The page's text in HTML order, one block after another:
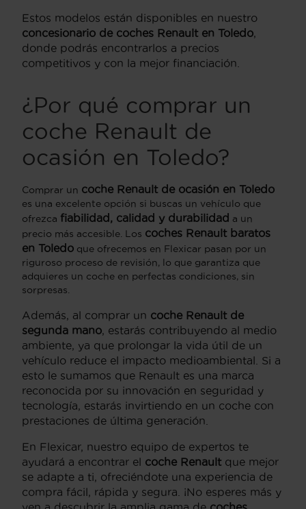
Estos modelos están disponibles en nuestro
concesionario de coches Renault en Toledo
donde podrás encontrarlos a precios
competitivos y con la mejor financiación.
¿Por qué comprar un
coche Renault de
ocasión en Toledo?
Comprar un coche Renault de ocasión en Toledo
es una excelente opción si buscas un vehículo que
ofrezca fiabilidad, calidad y durabilidad a un
precio más accesible. Los coches Renault baratos
en Toledo que ofrecemos en Flexicar pasan por un
riguroso proceso de revisión, lo que garantiza que
adquieres un coche en perfectas condiciones, sin
sorpresas.
Además, al comprar un coche Renault de
segunda mano , estarás contribuyendo al medio
ambiente, ya que prolongar la vida útil de un
vehículo reduce el impacto medioambiental. Si a
esto le sumamos que Renault es una marca
reconocida por su innovación en seguridad y
tecnología, estarás invirtiendo en un coche con
prestaciones de última generación.
En Flexicar, nuestro equipo de expertos te
ayudará a encontrar el coche Renault que mejor
se adapte a ti, ofreciéndote una experiencia de
compra fácil, rápida y segura. ¡No esperes más y